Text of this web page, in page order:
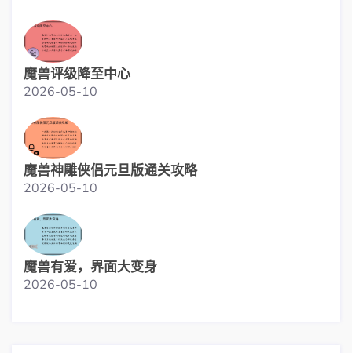
魔兽评级降至中心
2026-05-10
魔兽神雕侠侣元旦版通关攻略
2026-05-10
魔兽有爱，界面大变身
2026-05-10